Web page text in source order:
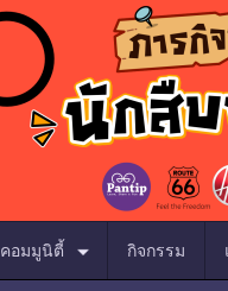
คอมมูนิตี้ กิจกรรม